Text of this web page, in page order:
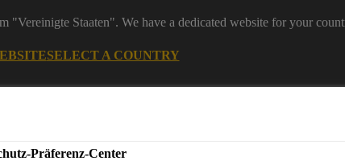
"Vereinigte Staaten". We have a dedicated website for your
SELECT A COUNTRY
Präferenz-Center